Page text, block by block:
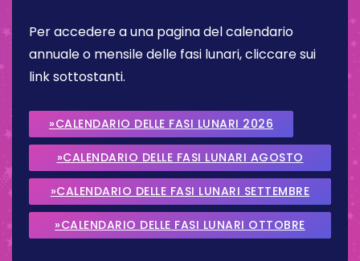
Per accedere a una pagina del calendario
annuale o mensile delle fasi lunari, cliccare sui
link sottostanti.
»CALENDARIO DELLE FASI LUNARI 2026
»CALENDARIO DELLE FASI LUNARI AGOSTO
2026
»CALENDARIO DELLE FASI LUNARI SETTEMBRE
2026
»CALENDARIO DELLE FASI LUNARI OTTOBRE